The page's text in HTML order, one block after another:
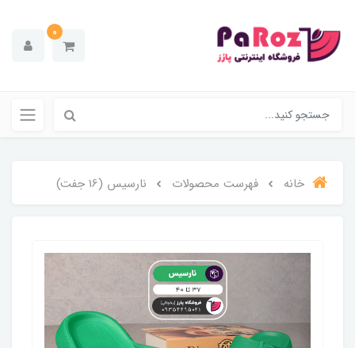
0
خانه فهرست محصولات نارسیس (16 جفت)